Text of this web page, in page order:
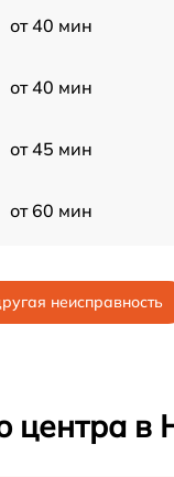
от 40 мин
от 40 мин
от 45 мин
от 60 мин
неисправность
центра в